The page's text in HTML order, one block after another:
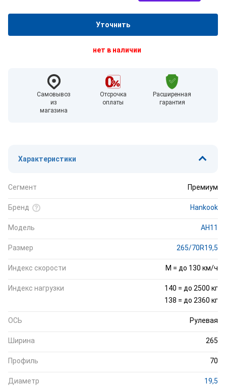
Уточнить
нет в наличии
Самовывоз
из
магазина
Отсрочка
оплаты
Расширенная
гарантия
Характеристики
Сегмент Премиум
Бренд Hankook
Модель AH11
Размер 265/70R19,5
Индекс скорости M = до 130 км/ч
Индекс нагрузки
140 = до 2500 кг
138 = до 2360 кг
ОСЬ Рулевая
Ширина 265
Профиль 70
Диаметр 19,5